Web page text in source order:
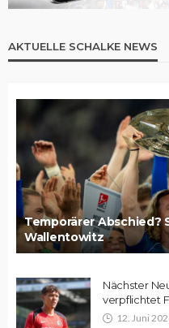
AKTUELLE SCHALKE NEWS
Temporärer Abschied?
Wallentowitz
Nächster
verpflichtet
12. Juni